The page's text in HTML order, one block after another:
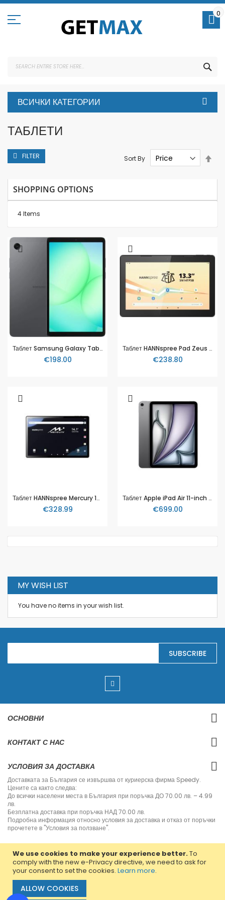
We use cookies to make your experience better.To
comply with the new e-Privacy directive, we need to ask for
your consent to set the cookies. Learn more.
ALLOW COOKIES
Skip
Content
0
ВСИЧКИ КАТЕГОРИИ
ТАБЛЕТИ
4Items
Sort By
Таблет Samsung Galaxy Tab A11 LTE 4+ 64GB
€198.00
Таблет HANNspree Pad Zeus 2, 13.3”, 4GB RAM, 64GB, Wi-Fi, Bluetooth, Full HD, Черен
€238.80
Таблет HANNspree Mercury 14.1", 6GB RAM, 128GB HDD, Android 15
€328.99
Таблет Apple iPad Air 11-inch (M3) Wi-Fi 128GB - Space Grey
€699.00
FILTER
SHOPPING OPTIONS
MY WISH LIST
You have no items in your wish list.
S
g
o
O
N
s
e
t
t
e
r
:
SUBSCRIBE
ОСНОВНИ
КОНТАКТ С НАС
УСЛОВИЯ ЗА ДОСТАВКА
Доставката за България се извършва от куриерска фирма Speedy.
Цените са както следва:
До всички населени места в България при поръчка ДО 70.00 лв. – 4.99
лв.
Безплатна доставка при поръчка НАД 70.00 лв.
Подробна информация относно условия за доставка и отказ от поръчки
прочетете в "Условия за ползване".
Copyright © 2013-2020 Jvm Bulgaria. All rights reserved.